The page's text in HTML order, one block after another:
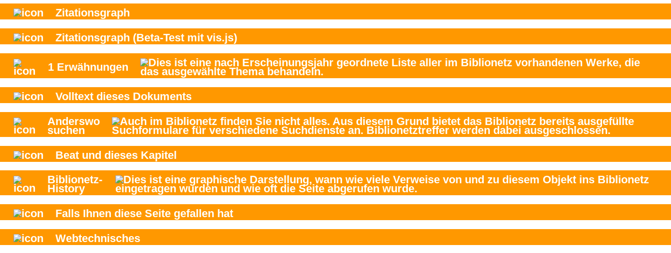
Zitationsgraph
Zitationsgraph (Beta-Test mit vis.js)
1 Erwähnungen
Volltext dieses Dokuments
Anderswo
suchen
Beat und dieses Kapitel
Biblionetz-
History
Falls Ihnen diese Seite gefallen hat
Webtechnisches